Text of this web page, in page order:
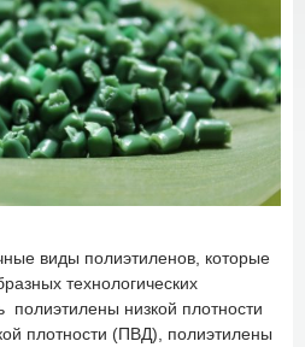
виды полиэтиленов, которые
технологических
полиэтилены низкой плотности
плотности (ПВД), полиэтилены